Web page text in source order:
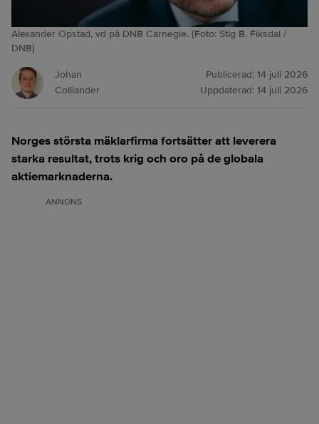
Alexander Opstad, vd på DNB Carnegie. (Foto: Stig B. Fiksdal /
DNB)
Johan
Colliander
Publicerad: 14 juli 2026
Uppdaterad: 14 juli 2026
Norges största mäklarfirma fortsätter att leverera
starka resultat, trots krig och oro på de globala
aktiemarknaderna.
ANNONS